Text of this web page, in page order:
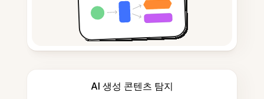
AI 생성 콘텐츠 탐지